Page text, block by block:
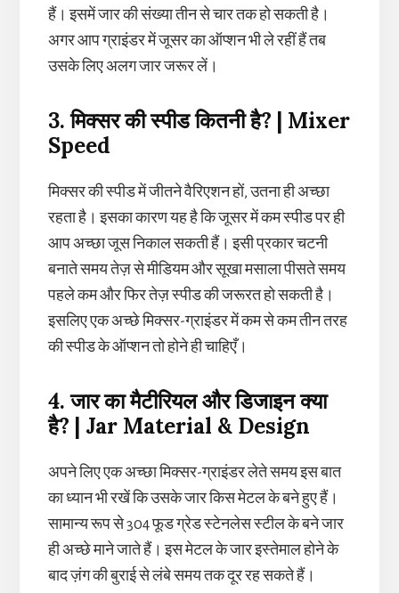
हैं। इसमें जार की संख्या तीन से चार तक हो सकती है।
अगर आप ग्राइंडर में जूसर का ऑप्शन भी ले रहीं हैं तब
उसके लिए अलग जार जरूर लें।
3. मिक्सर की स्पीड कितनी है? | Mixer
Speed
मिक्सर की स्पीड में जीतने वैरिएशन हों, उतना ही अच्छा
रहता है। इसका कारण यह है कि जूसर में कम स्पीड पर ही
आप अच्छा जूस निकाल सकती हैं। इसी प्रकार चटनी
बनाते समय तेज़ से मीडियम और सूखा मसाला पीसते समय
पहले कम और फिर तेज़ स्पीड की जरूरत हो सकती है।
इसलिए एक अच्छे मिक्सर-ग्राइंडर में कम से कम तीन तरह
की स्पीड के ऑप्शन तो होने ही चाहिएँ।
4. जार का मैटीरियल और डिजाइन क्या
है? | Jar Material & Design
अपने लिए एक अच्छा मिक्सर-ग्राइंडर लेते समय इस बात
का ध्यान भी रखें कि उसके जार किस मेटल के बने हुए हैं।
सामान्य रूप से 304 फूड ग्रेड स्टेनलेस स्टील के बने जार
ही अच्छे माने जाते हैं। इस मेटल के जार इस्तेमाल होने के
बाद ज़ंग की बुराई से लंबे समय तक दूर रह सकते हैं।